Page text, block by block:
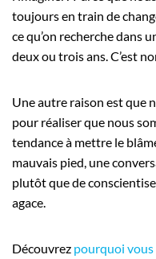
toujours en train de
ce qu’on recherche dans
deux ou trois ans. C’est
Une autre raison est que
pour réaliser que nous
tendance à mettre le
mauvais pied, une
plutôt que de
agace.
Découvrez pourquoi